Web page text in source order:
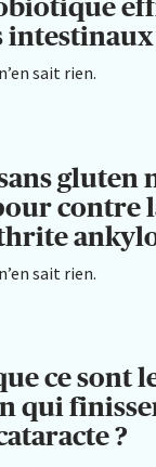
intestinaux
sait rien.
gluten
contre
sait rien.
ce sont
qui
?